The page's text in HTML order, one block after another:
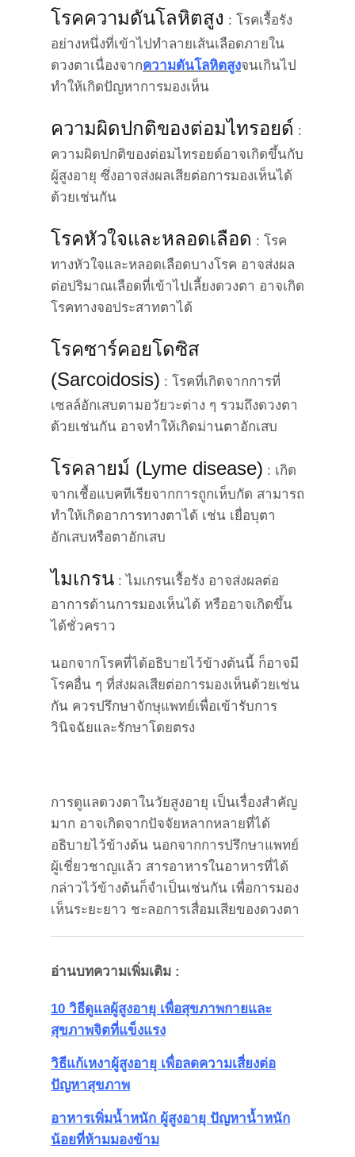
โรคความดันโลหิตสูง : โรคเรื้อรัง
อย่างหนึ่งที่เข้าไปทำลายเส้นเลือดภายใน
ดวงตาเนื่องจากความดันโลหิตสูงจนเกินไป
ทำให้เกิดปัญหาการมองเห็น
ความผิดปกติของต่อมไทรอยด์ :
ความผิดปกติของต่อมไทรอยด์อาจเกิดขึ้นกับ
ผู้สูงอายุ ซึ่งอาจส่งผลเสียต่อการมองเห็นได้
ด้วยเช่นกัน
โรคหัวใจและหลอดเลือด : โรค
ทางหัวใจและหลอดเลือดบางโรค อาจส่งผล
ต่อปริมาณเลือดที่เข้าไปเลี้ยงดวงตา อาจเกิด
โรคทางจอประสาทตาได้
โรคซาร์คอยโดซิส
(Sarcoidosis) : โรคที่เกิดจากการที่
เซลล์อักเสบตามอวัยวะต่าง ๆ รวมถึงดวงตา
ด้วยเช่นกัน อาจทำให้เกิดม่านตาอักเสบ
โรคลายม์ (Lyme disease) : เกิด
จากเชื้อแบคทีเรียจากการถูกเห็บกัด สามารถ
ทำให้เกิดอาการทางตาได้ เช่น เยื่อบุตา
อักเสบหรือตาอักเสบ
ไมเกรน : ไมเกรนเรื้อรัง อาจส่งผลต่อ
อาการด้านการมองเห็นได้ หรืออาจเกิดขึ้น
ได้ชั่วคราว
นอกจากโรคที่ได้อธิบายไว้ข้างต้นนี้ ก็อาจมี
โรคอื่น ๆ ที่ส่งผลเสียต่อการมองเห็นด้วยเช่น
กัน ควรปรึกษาจักษุแพทย์เพื่อเข้ารับการ
วินิจฉัยและรักษาโดยตรง
การดูแลดวงตาในวัยสูงอายุ เป็นเรื่องสำคัญ
มาก อาจเกิดจากปัจจัยหลากหลายที่ได้
อธิบายไว้ข้างต้น นอกจากการปรึกษาแพทย์
ผู้เชี่ยวชาญแล้ว สารอาหารในอาหารที่ได้
กล่าวไว้ข้างต้นก็จำเป็นเช่นกัน เพื่อการมอง
เห็นระยะยาว ชะลอการเสื่อมเสียของดวงตา
อ่านบทความเพิ่มเติม :
10 วิธีดูแลผู้สูงอายุ เพื่อสุขภาพกายและ
สุขภาพจิตที่แข็งแรง
วิธีแก้เหงาผู้สูงอายุ เพื่อลดความเสี่ยงต่อ
ปัญหาสุขภาพ
อาหารเพิ่มน้ำหนัก ผู้สูงอายุ ปัญหาน้ำหนัก
น้อยที่ห้ามมองข้าม